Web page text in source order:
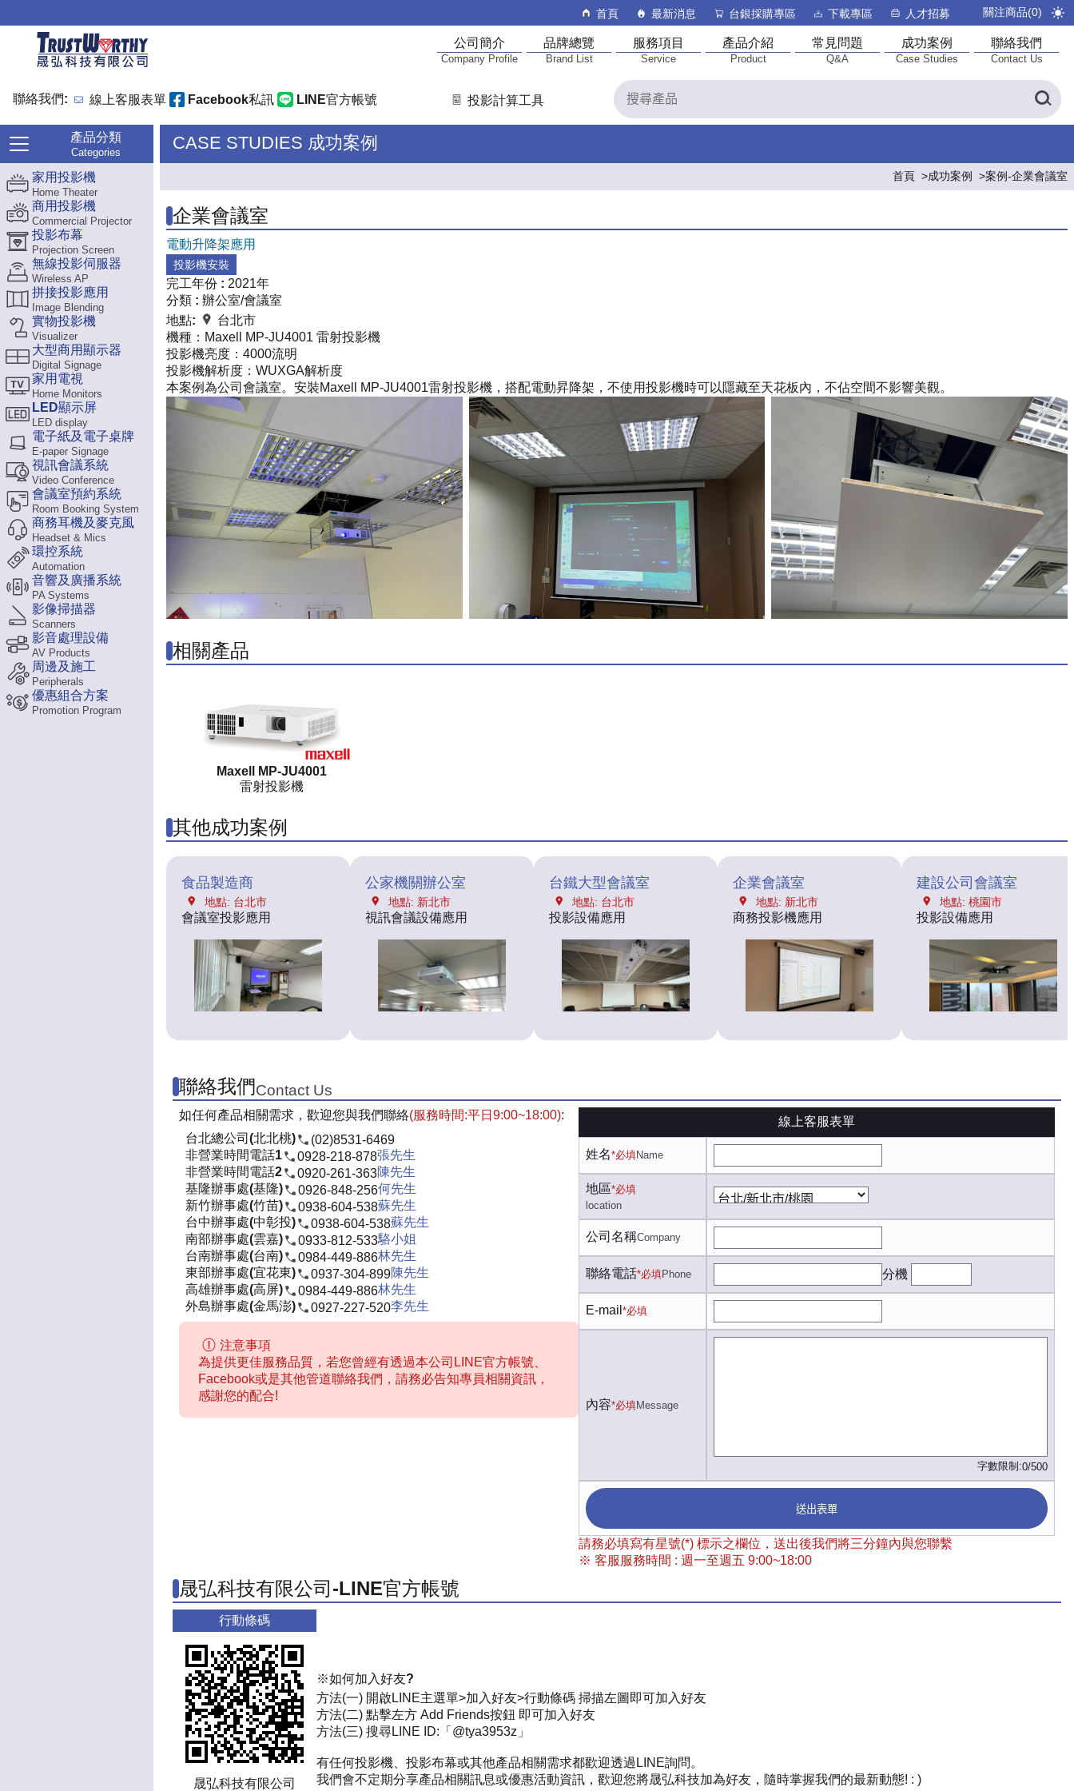
首頁 最新消息 台銀採購專區 下載專區 人才招募 關注商品(0)
公司簡介
Company Profile
品牌總覽
Brand List
服務項目
Service
產品介紹
Product
常見問題
Q&A
成功案例
Case Studies
聯絡我們
Contact Us
聯絡我們: 線上客服表單 Facebook私訊 LINE官方帳號 投影計算工具
產品分類
Categories
家用投影機
Home Theater
商用投影機
Commercial Projector
投影布幕
Projection Screen
無線投影伺服器
Wireless AP
拼接投影應用
Image Blending
實物投影機
Visualizer
大型商用顯示器
Digital Signage
家用電視
Home Monitors
LED顯示屏
LED display
電子紙及電子桌牌
E-paper Signage
視訊會議系統
Video Conference
會議室預約系統
Room Booking System
商務耳機及麥克風
Headset & Mics
環控系統
Automation
音響及廣播系統
PA Systems
影像掃描器
Scanners
影音處理設備
AV Products
周邊及施工
Peripherals
優惠組合方案
Promotion Program
CASE STUDIES 成功案例
首頁 成功案例 案例-企業會議室
企業會議室
電動升降架應用
投影機安裝
完工年份 : 2021年
分類 : 辦公室/會議室
地點:
台北市
機種： Maxell MP-JU4001 雷射投影機
投影機亮度： 4000流明
投影機解析度： WUXGA解析度
本案例為公司會議室。安裝Maxell MP-JU4001雷射投影機，搭配電動昇降架，不使用投影機時可以隱藏至天花板內，不佔空間不影響美觀。
相關產品
Maxell MP-JU4001
雷射投影機
其他成功案例
食品製造商
地點: 台北市
會議室投影應用
公家機關辦公室
地點: 新北市
視訊會議設備應用
台鐵大型會議室
地點: 台北市
投影設備應用
企業會議室
地點: 新北市
商務投影機應用
建設公司會議室
地點: 桃園市
投影設備應用
聯絡我們Contact Us
如任何產品相關需求，歡迎您與我們聯絡(服務時間:平日9:00~18:00):
台北總公司(北北桃)
(02)8531-6469
非營業時間電話1
0928-218-878張先生
非營業時間電話2
0920-261-363陳先生
基隆辦事處(基隆)
0926-848-256何先生
新竹辦事處(竹苗)
0938-604-538蘇先生
台中辦事處(中彰投)
0938-604-538蘇先生
南部辦事處(雲嘉)
0933-812-533駱小姐
台南辦事處(台南)
0984-449-886林先生
東部辦事處(宜花東)
0937-304-899陳先生
高雄辦事處(高屏)
0984-449-886林先生
外島辦事處(金馬澎)
0927-227-520李先生
注意事項
為提供更佳服務品質，若您曾經有透過本公司LINE官方帳號、
Facebook或是其他管道聯絡我們，請務必告知專員相關資訊，
感謝您的配合!
線上客服表單
姓名*必填Name
地區*必填
location
公司名稱Company
聯絡電話*必填Phone 分機
E-mail *必填
內容*必填Message
字數限制:0/500
送出表單
請務必填寫有星號(*) 標示之欄位，送出後我們將三分鐘內與您聯繫
※ 客服服務時間 : 週一至週五 9:00~18:00
晟弘科技有限公司-LINE官方帳號
行動條碼
晟弘科技有限公司
※如何加入好友?
方法(一) 開啟LINE主選單>加入好友>行動條碼 掃描左圖即可加入好友
方法(二) 點擊左方 Add Friends按鈕 即可加入好友
方法(三) 搜尋LINE ID:「@tya3953z」
有任何投影機、投影布幕或其他產品相關需求都歡迎透過LINE詢問。
我們會不定期分享產品相關訊息或優惠活動資訊，歡迎您將晟弘科技加為好友，隨時掌握我們的最新動態! : )